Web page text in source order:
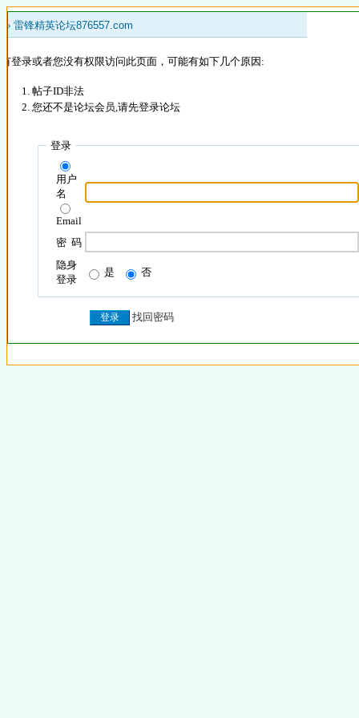
» 雷锋精英论坛876557.com
登录或者您没有权限访问此页面，可能有如下几个原因:
帖子ID非法
您还不是论坛会员,请先登录论坛
登录
用户
名
Email
密 码
隐身
登录
是 否
找回密码